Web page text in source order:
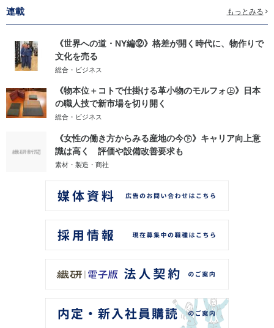
連載 もっとみる
《世界への道・NY編⑫》格差が開く時代に、物作りで
文化を売る
総合・ビジネス
《物本位＋コトで仕掛ける革小物のモルフォ㊤》日本
の職人技で新市場を切り開く
総合・ビジネス
《女性の働き方からみる産地の今㊦》キャリア向上意
識は高く 評価や設備改善要求も
素材・製造・商社